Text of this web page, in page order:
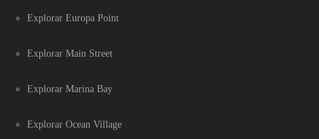
Explorar Europa Point
Explorar Main Street
Explorar Marina Bay
Explorar Ocean Village